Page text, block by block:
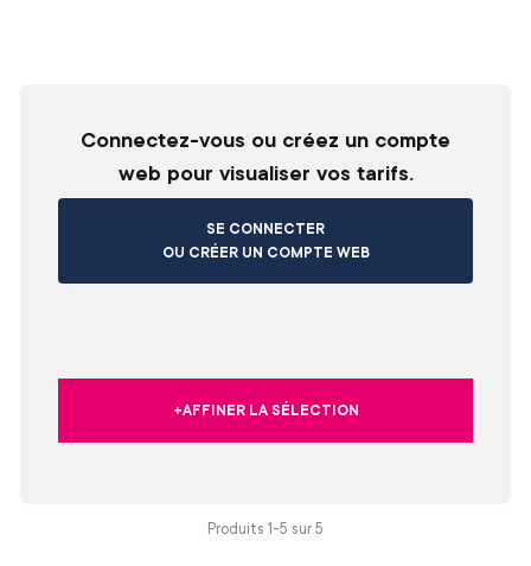
Connectez-vous ou créez un compte
web pour visualiser vos tarifs.
SE CONNECTER
OU CRÉER UN COMPTE WEB
+AFFINER LA SÉLECTION
Produits 1-5 sur5